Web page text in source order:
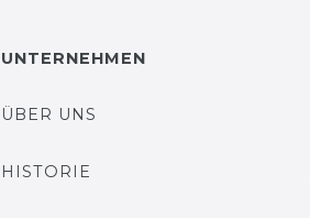
UNTERNEHMEN
ÜBER UNS
HISTORIE